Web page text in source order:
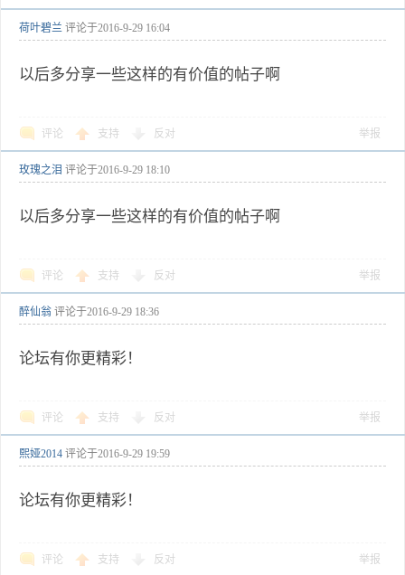
荷叶碧兰 评论于2016-9-29 16:04
以后多分享一些这样的有价值的帖子啊
评论 支持 反对 举报
玫瑰之泪 评论于2016-9-29 18:10
以后多分享一些这样的有价值的帖子啊
评论 支持 反对 举报
醉仙翁 评论于2016-9-29 18:36
论坛有你更精彩！
评论 支持 反对 举报
熙娅2014 评论于2016-9-29 19:59
论坛有你更精彩！
评论 支持 反对 举报